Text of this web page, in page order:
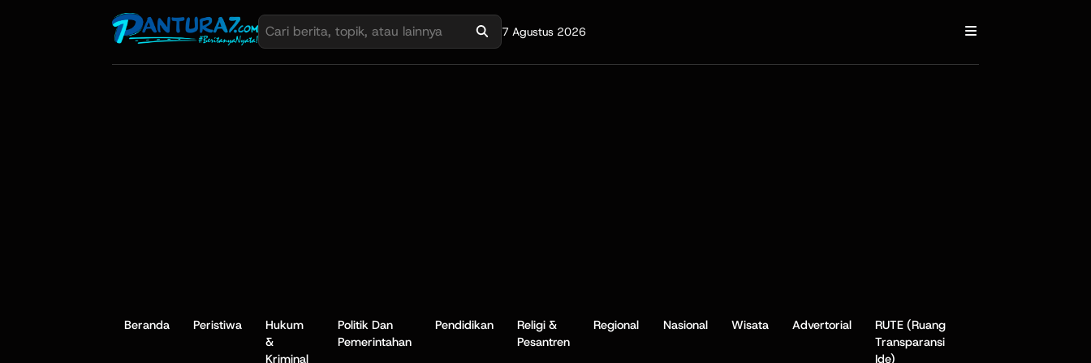
7 Agustus 2026
Beranda Peristiwa
Hukum
&
Kriminal
Politik Dan
Pemerintahan
Pendidikan
Religi &
Pesantren
Regional Nasional Wisata Advertorial
RUTE (Ruang
Transparansi
Ide)